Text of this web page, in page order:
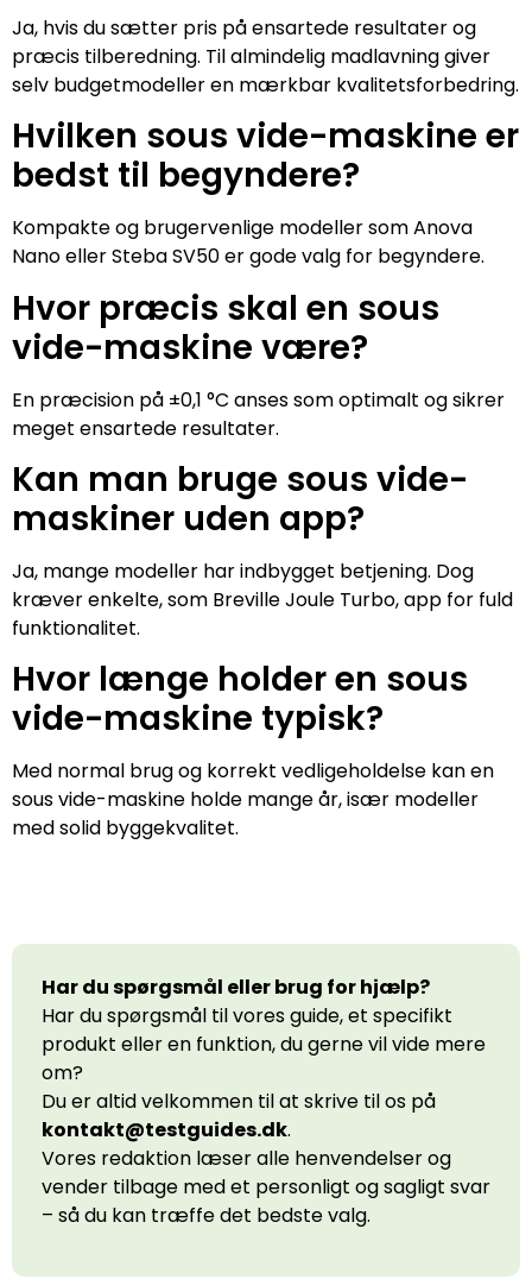
Ja, hvis du sætter pris på ensartede resultater og
præcis tilberedning. Til almindelig madlavning giver
selv budgetmodeller en mærkbar kvalitetsforbedring.
Hvilken sous vide-maskine er
bedst til begyndere?
Kompakte og brugervenlige modeller som Anova
Nano eller Steba SV50 er gode valg for begyndere.
Hvor præcis skal en sous
vide-maskine være?
En præcision på ±0,1 °C anses som optimalt og sikrer
meget ensartede resultater.
Kan man bruge sous vide-
maskiner uden app?
Ja, mange modeller har indbygget betjening. Dog
kræver enkelte, som Breville Joule Turbo, app for fuld
funktionalitet.
Hvor længe holder en sous
vide-maskine typisk?
Med normal brug og korrekt vedligeholdelse kan en
sous vide-maskine holde mange år, især modeller
med solid byggekvalitet.
Har du spørgsmål eller brug for hjælp?
Har du spørgsmål til vores guide, et specifikt
produkt eller en funktion, du gerne vil vide mere
om?
Du er altid velkommen til at skrive til os på
kontakt@testguides.dk.
Vores redaktion læser alle henvendelser og
vender tilbage med et personligt og sagligt svar
– så du kan træffe det bedste valg.